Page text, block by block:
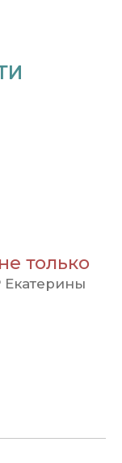
только